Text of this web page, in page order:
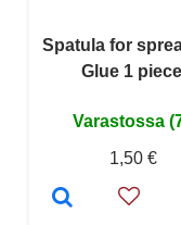
Spatula for
Glue 1 piece
Varastossa
1,50 €